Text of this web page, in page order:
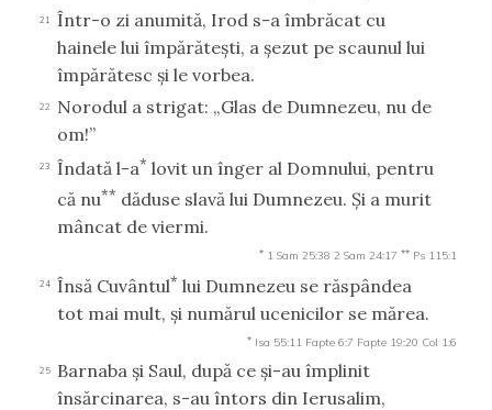
21
Într-o zi anumită, Irod s-a îmbrăcat cu
hainele lui împărăteşti, a şezut pe scaunul lui
împărătesc şi le vorbea.
22
Norodul a strigat: „Glas de Dumnezeu, nu de
om!”
23 Îndată l-a* lovit un înger al Domnului, pentru
că nu** dăduse slavă lui Dumnezeu. Şi a murit
mâncat de viermi.
* 1 Sam 25:38 2 Sam 24:17 ** Ps 115:1
24 Însă Cuvântul* lui Dumnezeu se răspândea
tot mai mult, şi numărul ucenicilor se mărea.
* Isa 55:11 Fapte 6:7 Fapte 19:20 Col 1:6
25
Barnaba şi Saul, după ce şi-au împlinit
însărcinarea, s-au întors din Ierusalim,